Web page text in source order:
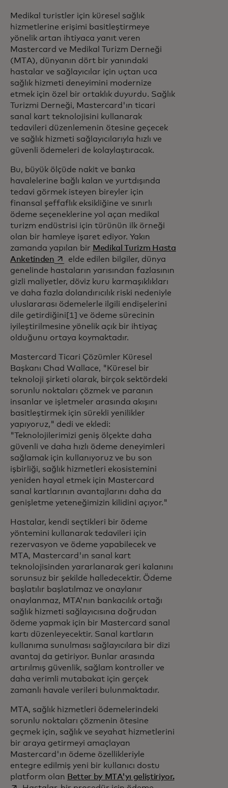
Medikal turistler için küresel sağlık
hizmetlerine erişimi basitleştirmeye
yönelik artan ihtiyaca yanıt veren
Mastercard ve Medikal Turizm Derneği
(MTA), dünyanın dört bir yanındaki
hastalar ve sağlayıcılar için uçtan uca
sağlık hizmeti deneyimini modernize
etmek için özel bir ortaklık duyurdu. Sağlık
Turizmi Derneği, Mastercard'ın ticari
sanal kart teknolojisini kullanarak
tedavileri düzenlemenin ötesine geçecek
ve sağlık hizmeti sağlayıcılarıyla hızlı ve
güvenli ödemeleri de kolaylaştıracak.
Bu, büyük ölçüde nakit ve banka
havalelerine bağlı kalan ve yurtdışında
tedavi görmek isteyen bireyler için
finansal şeffaflık eksikliğine ve sınırlı
ödeme seçeneklerine yol açan medikal
turizm endüstrisi için türünün ilk örneği
olan bir hamleye işaret ediyor. Yakın
zamanda yapılan bir Medikal Turizm Hasta
Anketindenopens in a new tab
elde edilen bilgiler, dünya
genelinde hastaların yarısından fazlasının
gizli maliyetler, döviz kuru karmaşıklıkları
ve daha fazla dolandırıcılık riski nedeniyle
uluslararası ödemelerle ilgili endişelerini
dile getirdiğini[1] ve ödeme sürecinin
iyileştirilmesine yönelik açık bir ihtiyaç
olduğunu ortaya koymaktadır.
Mastercard Ticari Çözümler Küresel
Başkanı Chad Wallace, "Küresel bir
teknoloji şirketi olarak, birçok sektördeki
sorunlu noktaları çözmek ve paranın
insanlar ve işletmeler arasında akışını
basitleştirmek için sürekli yenilikler
yapıyoruz," dedi ve ekledi:
"Teknolojilerimizi geniş ölçekte daha
güvenli ve daha hızlı ödeme deneyimleri
sağlamak için kullanıyoruz ve bu son
işbirliği, sağlık hizmetleri ekosistemini
yeniden hayal etmek için Mastercard
sanal kartlarının avantajlarını daha da
genişletme yeteneğimizin kilidini açıyor."
Hastalar, kendi seçtikleri bir ödeme
yöntemini kullanarak tedavileri için
rezervasyon ve ödeme yapabilecek ve
MTA, Mastercard'ın sanal kart
teknolojisinden yararlanarak geri kalanını
sorunsuz bir şekilde halledecektir. Ödeme
başlatılır başlatılmaz ve onaylanır
onaylanmaz, MTA'nın bankacılık ortağı
sağlık hizmeti sağlayıcısına doğrudan
ödeme yapmak için bir Mastercard sanal
kartı düzenleyecektir. Sanal kartların
kullanıma sunulması sağlayıcılara bir dizi
avantaj da getiriyor. Bunlar arasında
artırılmış güvenlik, sağlam kontroller ve
daha verimli mutabakat için gerçek
zamanlı havale verileri bulunmaktadır.
MTA, sağlık hizmetleri ödemelerindeki
sorunlu noktaları çözmenin ötesine
geçmek için, sağlık ve seyahat hizmetlerini
bir araya getirmeyi amaçlayan
Mastercard'ın ödeme özellikleriyle
entegre edilmiş yeni bir kullanıcı dostu
platform olan Better by MTA'yı geliştiriyor.opens in a